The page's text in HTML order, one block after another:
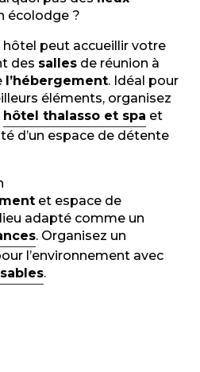
écolodge ?
hôtel peut accueillir votre
des salles de réunion à
l’hébergement. Idéal pour
éléments, organisez
hôtel thalasso et spa et
d’un espace de détente
et espace de
adapté comme un
. Organisez un
l’environnement avec
.